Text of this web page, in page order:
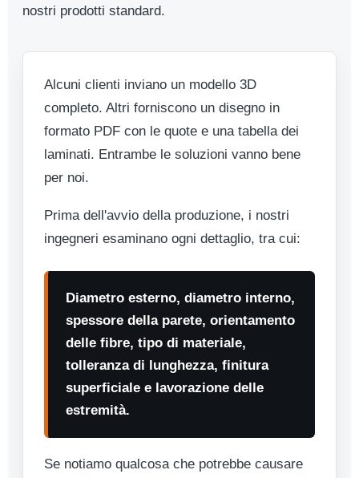
nostri prodotti standard.
Alcuni clienti inviano un modello 3D
completo. Altri forniscono un disegno in
formato PDF con le quote e una tabella dei
laminati. Entrambe le soluzioni vanno bene
per noi.
Prima dell'avvio della produzione, i nostri
ingegneri esaminano ogni dettaglio, tra cui:
Diametro esterno, diametro interno,
spessore della parete, orientamento
delle fibre, tipo di materiale,
tolleranza di lunghezza, finitura
superficiale e lavorazione delle
estremità.
Se notiamo qualcosa che potrebbe causare